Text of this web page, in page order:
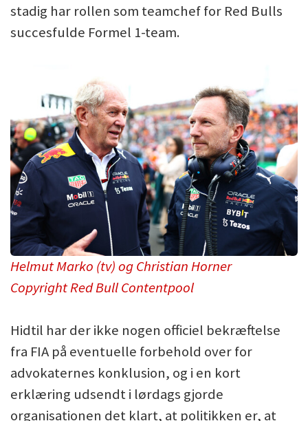
stadig har rollen som teamchef for Red Bulls
succesfulde Formel 1-team.
Helmut Marko (tv) og Christian Horner
Copyright Red Bull Contentpool
Hidtil har der ikke nogen officiel bekræftelse
fra FIA på eventuelle forbehold over for
advokaternes konklusion, og i en kort
erklæring udsendt i lørdags gjorde
organisationen det klart, at politikken er, at